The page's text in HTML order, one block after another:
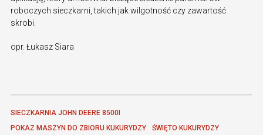
roboczych sieczkarni, takich jak wilgotność czy zawartość
skrobi.
opr. Łukasz Siara
SIECZKARNIA JOHN DEERE 8500I
POKAZ MASZYN DO ZBIORU KUKURYDZY
ŚWIĘTO KUKURYDZY